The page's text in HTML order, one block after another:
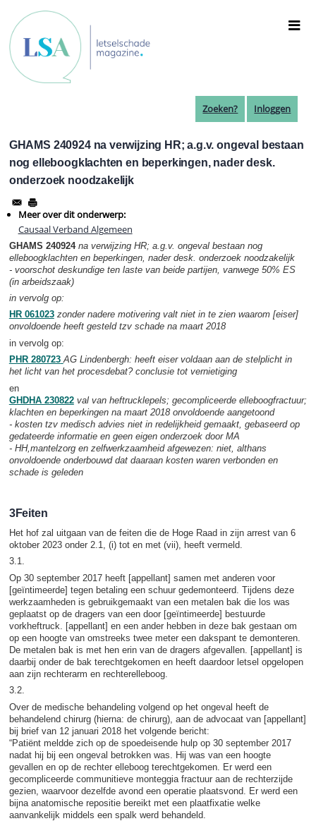
naar
de
inhoud
gaan
Zoeken? Inloggen
GHAMS 240924 na verwijzing HR; a.g.v. ongeval bestaan
nog elleboogklachten en beperkingen, nader desk.
onderzoek noodzakelijk
Meer over dit onderwerp:
Causaal Verband Algemeen
GHAMS 240924 na verwijzing HR; a.g.v. ongeval bestaan nog
elleboogklachten en beperkingen, nader desk. onderzoek noodzakelijk
- voorschot deskundige ten laste van beide partijen, vanwege 50% ES
(in arbeidszaak)
in vervolg op:
HR 061023zonder nadere motivering valt niet in te zien waarom [eiser]
onvoldoende heeft gesteld tzv schade na maart 2018
in vervolg op:
PHR 280723 AG Lindenbergh: heeft eiser voldaan aan de stelplicht in
het licht van het procesdebat? conclusie tot vernietiging
en
GHDHA 230822 val van heftrucklepels; gecompliceerde elleboogfractuur;
klachten en beperkingen na maart 2018 onvoldoende aangetoond
- kosten tzv medisch advies niet in redelijkheid gemaakt, gebaseerd op
gedateerde informatie en geen eigen onderzoek door MA
- HH,mantelzorg en zelfwerkzaamheid afgewezen: niet, althans
onvoldoende onderbouwd dat daaraan kosten waren verbonden en
schade is geleden
3Feiten
Het hof zal uitgaan van de feiten die de Hoge Raad in zijn arrest van 6
oktober 2023 onder 2.1, (i) tot en met (vii), heeft vermeld.
3.1.
Op 30 september 2017 heeft [appellant] samen met anderen voor
[geïntimeerde] tegen betaling een schuur gedemonteerd. Tijdens deze
werkzaamheden is gebruikgemaakt van een metalen bak die los was
geplaatst op de dragers van een door [geïntimeerde] bestuurde
vorkheftruck. [appellant] en een ander hebben in deze bak gestaan om
op een hoogte van omstreeks twee meter een dakspant te demonteren.
De metalen bak is met hen erin van de dragers afgevallen. [appellant] is
daarbij onder de bak terechtgekomen en heeft daardoor letsel opgelopen
aan zijn rechterarm en rechterelleboog.
3.2.
Over de medische behandeling volgend op het ongeval heeft de
behandelend chirurg (hierna: de chirurg), aan de advocaat van [appellant]
bij brief van 12 januari 2018 het volgende bericht:
“Patiënt meldde zich op de spoedeisende hulp op 30 september 2017
nadat hij bij een ongeval betrokken was. Hij was van een hoogte
gevallen en op de rechter elleboog terechtgekomen. Er werd een
gecompliceerde communitieve monteggia fractuur aan de rechterzijde
gezien, waarvoor dezelfde avond een operatie plaatsvond. Er werd een
bijna anatomische repositie bereikt met een plaatfixatie welke
aanvankelijk middels een spalk werd behandeld.